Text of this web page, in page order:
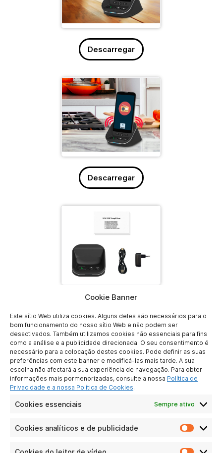
Cookie Banner
Este sítio Web utiliza cookies. Alguns deles são necessários para o
bom funcionamento do nosso sítio Web e não podem ser
desactivados. Também utilizamos cookies não essenciais para fins
como a análise e a publicidade direcionada. O seu consentimento é
necessário para a colocação destes cookies. Pode definir as suas
preferências com este banner e modificá-las mais tarde. A sua
escolha não afectará a sua experiência de navegação. Para obter
informações mais pormenorizadas, consulte a nossa Política de
Privacidade e a nossa Política de Cookies.
Cookies essenciais Sempre ativo
Cookies analíticos e de publicidade
Descarregar
Descarregar
ATLINKS EUROPE
28 Boulevard Belle Rive
France
SOBRE NÓS